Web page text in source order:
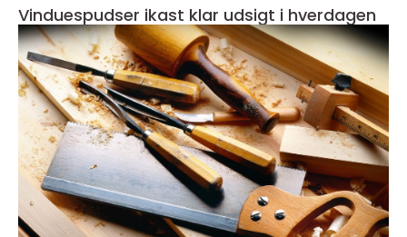
Vinduespudser ikast klar udsigt i hverdagen